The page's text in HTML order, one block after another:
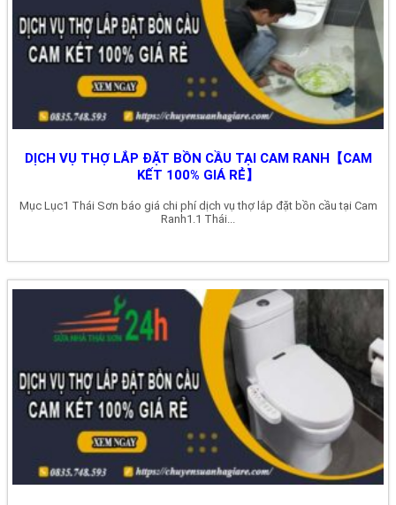
DỊCH VỤ THỢ LẮP ĐẶT BỒN CẦU TẠI CAM RANH【CAM
KẾT 100% GIÁ RẺ】
Mục Lục1 Thái Sơn báo giá chi phí dịch vụ thợ lắp đặt bồn cầu tại Cam
Ranh1.1 Thái...